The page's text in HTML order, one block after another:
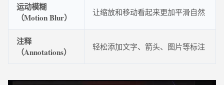
运动模糊
（Motion Blur）
让缩放和移动看起来更加平滑自然
注释
（Annotations）
轻松添加文字、箭头、图片等标注